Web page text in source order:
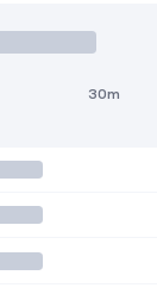
30m